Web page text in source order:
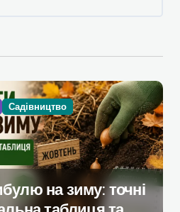
Садівництво
на зиму: точні